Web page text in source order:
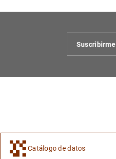
Suscribirme
Catálogo de datos